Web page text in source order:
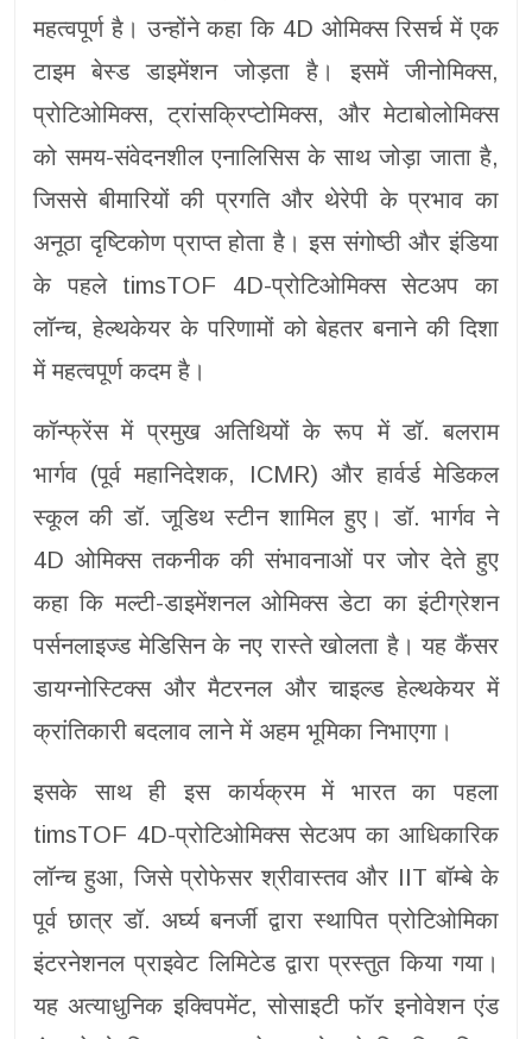
महत्वपूर्ण है। उन्होंने कहा कि 4D ओमिक्स रिसर्च में एक
टाइम बेस्ड डाइमेंशन जोड़ता है। इसमें जीनोमिक्स,
प्रोटिओमिक्स, ट्रांसक्रिप्टोमिक्स, और मेटाबोलोमिक्स
को समय-संवेदनशील एनालिसिस के साथ जोड़ा जाता है,
जिससे बीमारियों की प्रगति और थेरेपी के प्रभाव का
अनूठा दृष्टिकोण प्राप्त होता है। इस संगोष्ठी और इंडिया
के पहले timsTOF 4D-प्रोटिओमिक्स सेटअप का
लॉन्च, हेल्थकेयर के परिणामों को बेहतर बनाने की दिशा
में महत्वपूर्ण कदम है।
कॉन्फ्रेंस में प्रमुख अतिथियों के रूप में डॉ. बलराम
भार्गव (पूर्व महानिदेशक, ICMR) और हार्वर्ड मेडिकल
स्कूल की डॉ. जूडिथ स्टीन शामिल हुए। डॉ. भार्गव ने
4D ओमिक्स तकनीक की संभावनाओं पर जोर देते हुए
कहा कि मल्टी-डाइमेंशनल ओमिक्स डेटा का इंटीग्रेशन
पर्सनलाइज्ड मेडिसिन के नए रास्ते खोलता है। यह कैंसर
डायग्नोस्टिक्स और मैटरनल और चाइल्ड हेल्थकेयर में
क्रांतिकारी बदलाव लाने में अहम भूमिका निभाएगा।
इसके साथ ही इस कार्यक्रम में भारत का पहला
timsTOF 4D-प्रोटिओमिक्स सेटअप का आधिकारिक
लॉन्च हुआ, जिसे प्रोफेसर श्रीवास्तव और IIT बॉम्बे के
पूर्व छात्र डॉ. अर्घ्य बनर्जी द्वारा स्थापित प्रोटिओमिका
इंटरनेशनल प्राइवेट लिमिटेड द्वारा प्रस्तुत किया गया।
यह अत्याधुनिक इक्विपमेंट, सोसाइटी फॉर इनोवेशन एंड